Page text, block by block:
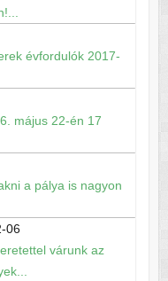
évfordulók 2017-
május 22-én 17
a pálya is nagyon
06
várunk az